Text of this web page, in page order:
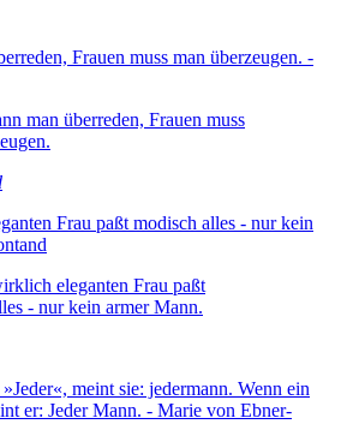
man überreden, Frauen muss
eleganten Frau paßt
- nur kein armer Mann.